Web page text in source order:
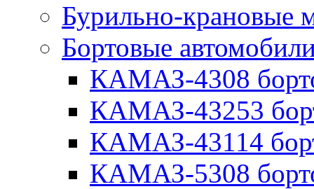
Бурильно-крановые
Бортовые
КАМАЗ-4308
КАМАЗ-43253
КАМАЗ-43114
КАМАЗ-5308